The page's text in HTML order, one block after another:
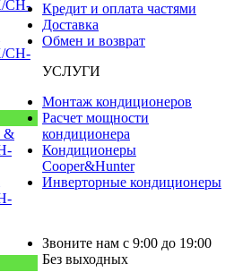
CH-
Кредит и оплата частями
Доставка
Обмен и возврат
УСЛУГИ
Монтаж кондиционеров
Расчет мощности
кондиционера
Кондиционеры
Cooper&Hunter
Инверторные кондиционеры
Звоните нам с 9:00 до 19:00
Без выходных